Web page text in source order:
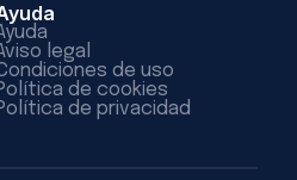
legal
de uso
de cookies
de privacidad